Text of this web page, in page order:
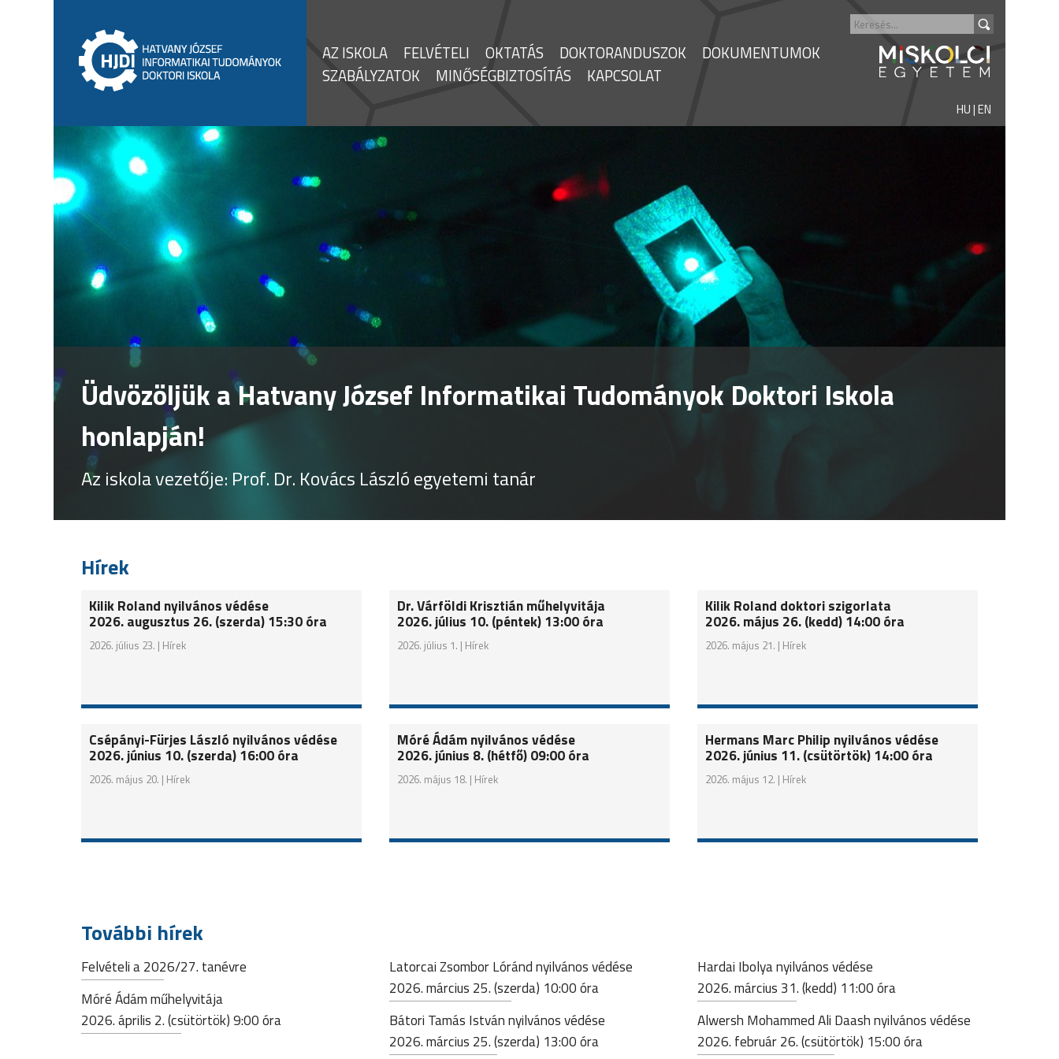
AZ ISKOLA FELVÉTELI OKTATÁS DOKTORANDUSZOK
DOKUMENTUMOK
SZABÁLYZATOK
MINŐSÉGBIZTOSÍTÁS KAPCSOLAT
HU|EN
Welcome to the website of József Hatvany Doctoral School for Computer
Science and Engineering!
Head of the Doctoral school: Prof. Dr. László Kovács, Full professor
Hírek
Kilik Roland nyilvános védése
2026. augusztus 26. (szerda) 15:30 óra
2026. július 23. | Hírek
Dr. Várföldi Krisztián műhelyvitája
2026. július 10. (péntek) 13:00 óra
2026. július 1. | Hírek
Kilik Roland doktori szigorlata
2026. május 26. (kedd) 14:00 óra
2026. május 21. | Hírek
Csépányi-Fürjes László nyilvános védése
2026. június 10. (szerda) 16:00 óra
2026. május 20. | Hírek
Móré Ádám nyilvános védése
2026. június 8. (hétfő) 09:00 óra
2026. május 18. | Hírek
Hermans Marc Philip nyilvános védése
2026. június 11. (csütörtök) 14:00 óra
2026. május 12. | Hírek
További hírek
Felvételi a 2026/27. tanévre
Móré Ádám műhelyvitája
2026. április 2. (csütörtök) 9:00 óra
Latorcai Zsombor Lóránd nyilvános védése
2026. március 25. (szerda) 10:00 óra
Bátori Tamás István nyilvános védése
2026. március 25. (szerda) 13:00 óra
Hardai Ibolya nyilvános védése
2026. március 31. (kedd) 11:00 óra
Alwersh Mohammed Ali Daash nyilvános védése
2026. február 26. (csütörtök) 15:00 óra